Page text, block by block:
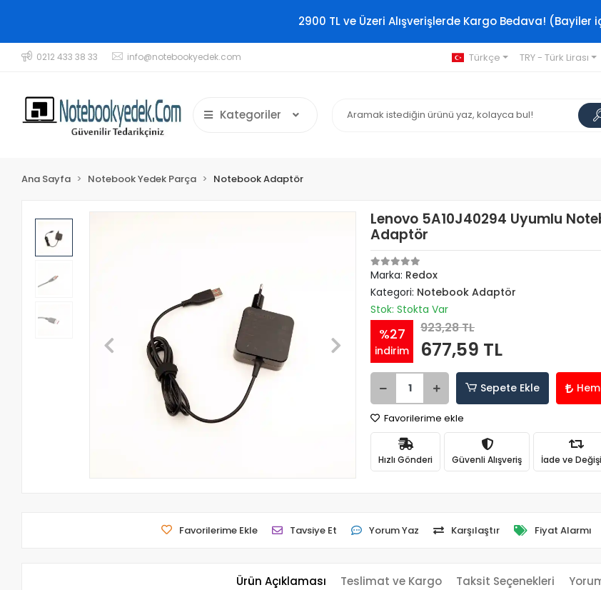
2900 TL ve Üzeri Alışverişlerde Kargo Bedava! (Bayiler
0212 433 38 33 info@notebookyedek.com Türkçe TRY - Türk Lirası
Kategoriler
Ana Sayfa Notebook Yedek Parça Notebook Adaptör
Lenovo 5A10J40294 Uyumlu
Adaptör
Marka: Redox
Kategori: Notebook Adaptör
Stok: Stokta Var
%27
indirim
923,28 TL
677,59 TL
Sepete Ekle
Favorilerime ekle
Hızlı Gönderi Güvenli Alışveriş İade ve
Favorilerime Ekle Tavsiye Et Yorum Yaz Karşılaştır Fiyat Alarmı
Ürün Açıklaması Teslimat ve Kargo Taksit Seçenekleri